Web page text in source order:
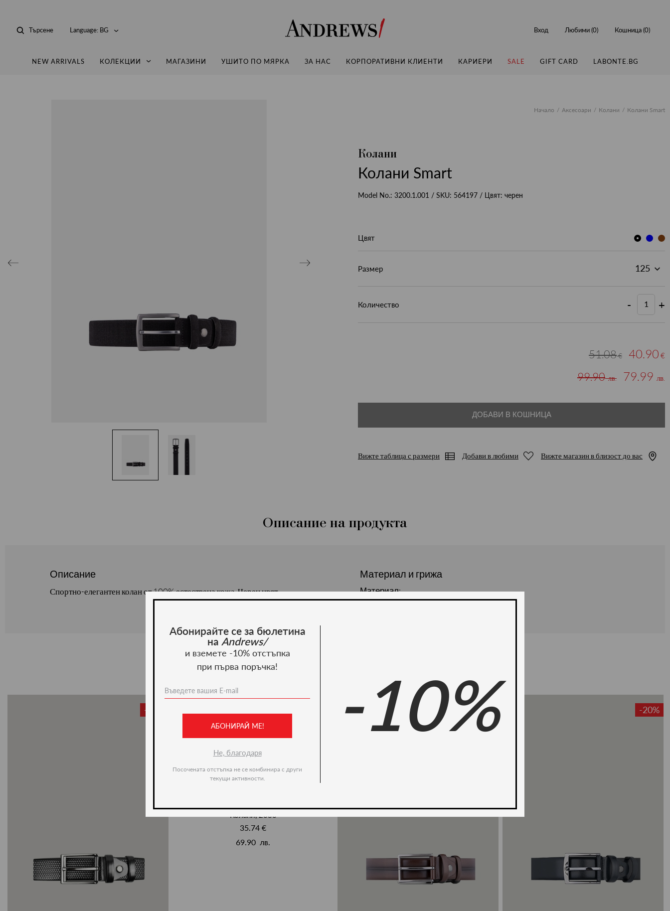
Andrews
Търсене Language: BG
NEW ARRIVALS КОЛЕКЦИИ МАГАЗИНИ УШИТО ПО МЯРКА ЗА НАС КОРПОРАТИВНИ КЛИЕНТИ КАРИЕРИ SALE GIFT CARD LABONTE.BG
Вход Любими (0) Кошница (0)
Начало Аксесоари Колани Колани Smart
Колани
Колани Smart
Model No.: 3200.1.001 / SKU: 564197 / Цвят: черен
Цвят
Размер
Количество - +
51.08€ 40.90 €
99.90лв. 79.99 лв.
ДОБАВИ В КОШНИЦА
Вижте таблица с размери Добави в любими Вижте магазин в близост до вас
Описание на продукта
Описание
Спортно-елегантен колан от 100% естествена кожа. Черен цвят
Материал и грижа
Материал:
Ние препоръчваме
-20%
Колани, 2030
35.74 €
69.90 лв.
-20% -20%
Абонирайте се за бюлетина
на Andrews/
и вземете -10% отстъпка
при първа поръчка!
АБОНИРАЙ МЕ!
Не, благодаря
Посочената отстъпка не се комбинира с други
текущи активности.
-10%